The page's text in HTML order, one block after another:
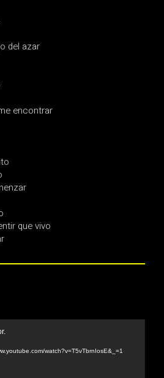
del azar
encontrar
que vivo
watch?v=T5vTbrnIosE&_=1